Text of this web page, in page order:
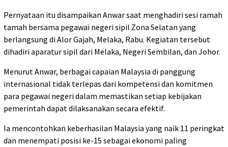
Pernyataan itu disampaikan Anwar saat menghadiri sesi ramah
tamah bersama pegawai negeri sipil Zona Selatan yang
berlangsung di Alor Gajah, Melaka, Rabu. Kegiatan tersebut
dihadiri aparatur sipil dari Melaka, Negeri Sembilan, dan Johor.
Menurut Anwar, berbagai capaian Malaysia di panggung
internasional tidak terlepas dari kompetensi dan komitmen
para pegawai negeri dalam memastikan setiap kebijakan
pemerintah dapat dilaksanakan secara efektif.
Ia mencontohkan keberhasilan Malaysia yang naik 11 peringkat
dan menempati posisi ke-15 sebagai ekonomi paling